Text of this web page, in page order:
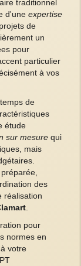
traditionnel
d'une expertise
de
un
pour
particulier
à vos
de
étude
sur mesure qui
mais
des
réalisation
.
pour
normes en
votre